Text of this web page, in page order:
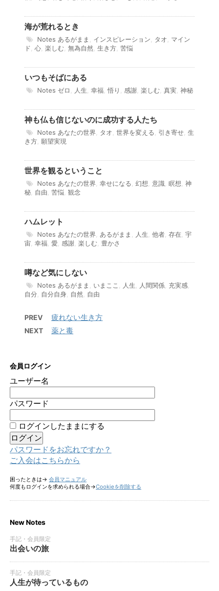
海が荒れるとき
Notes あるがまま インスピレーション タオ
マイン
ド 心 楽しむ 無為自然 生き方 苦悩
いつもそばにある
Notes ゼロ 人生 幸福 悟り 感謝 楽しむ 真実 神秘
神も仏も信じないのに成功する人たち
Notes あなたの世界 タオ 世界を変える 引き寄せ 生
き方 願望実現
世界を観るということ
Notes あなたの世界 幸せになる 幻想 意識 瞑想 神
秘 自由 苦悩 観念
ハムレット
Notes あなたの世界 あるがまま 人生 他者 存在 宇
宙 幸福 愛 感謝 楽しむ 豊かさ
噂など気にしない
Notes あるがまま いまここ 人生 人間関係 充実感
自分
自分自身 自然 自由
PREV 疲れない生き方
NEXT 薬と毒
会員ログイン
ユーザー名
パスワード
ログインしたままにする
パスワードをお忘れですか？
ご入会はこちらから
困ったときは→ 会員マニュアル
何度もログインを求められる場合→Cookieを削除する
New Notes
手記・会員限定
出会いの旅
手記・会員限定
人生が待っているもの